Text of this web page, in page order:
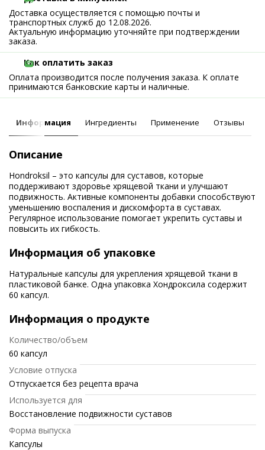
Доставка осуществляется с помощью почты и
транспортных служб до 12.08.2026.
Актуальную информацию уточняйте при подтверждении
заказа.
Как оплатить заказ
Оплата производится после получения заказа. К оплате
принимаются банковские карты и наличные.
Информация Ингредиенты Применение Отзывы
Описание
Hondroksil – это капсулы для суставов, которые
поддерживают здоровье хрящевой ткани и улучшают
подвижность. Активные компоненты добавки способствуют
уменьшению воспаления и дискомфорта в суставах.
Регулярное использование помогает укрепить суставы и
повысить их гибкость.
Информация об упаковке
Натуральные капсулы для укрепления хрящевой ткани в
пластиковой банке. Одна упаковка Хондроксила содержит
60 капсул.
Информация о продукте
Количество/объем
60 капсул
Условие отпуска
Отпускается без рецепта врача
Используется для
Восстановление подвижности суставов
Форма выпуска
Капсулы